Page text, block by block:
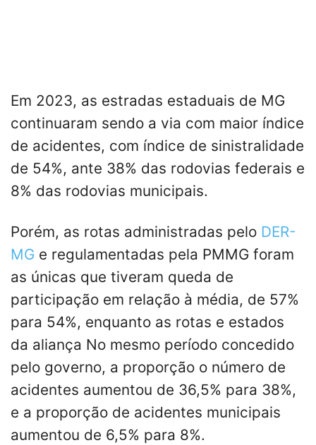
Em 2023, as estradas estaduais de MG
continuaram sendo a via com maior índice
de acidentes, com índice de sinistralidade
de 54%, ante 38% das rodovias federais e
8% das rodovias municipais.
Porém, as rotas administradas pelo DER-
MG e regulamentadas pela PMMG foram
as únicas que tiveram queda de
participação em relação à média, de 57%
para 54%, enquanto as rotas e estados
da aliança No mesmo período concedido
pelo governo, a proporção o número de
acidentes aumentou de 36,5% para 38%,
e a proporção de acidentes municipais
aumentou de 6,5% para 8%.